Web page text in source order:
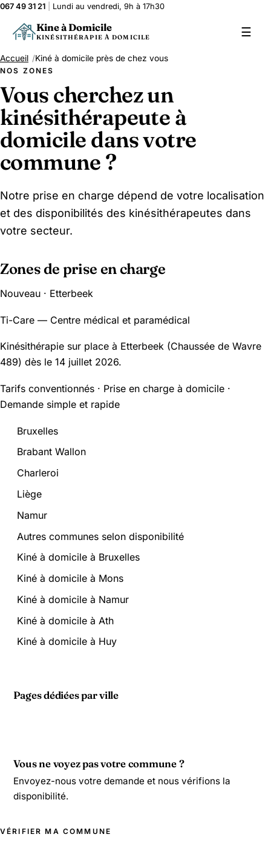
067 49 31 21 Lundi au vendredi, 9h à 17h30
Kine à Domicile
KINÉSITHÉRAPIE À DOMICILE ☰
Accueil Kiné à domicile près de chez vous
NOS ZONES
Vous cherchez un
kinésithérapeute à
domicile dans votre
commune ?
Notre prise en charge dépend de votre localisation
et des disponibilités des kinésithérapeutes dans
votre secteur.
Zones de prise en charge
Nouveau · Etterbeek
Ti-Care — Centre médical et paramédical
Kinésithérapie sur place à Etterbeek (Chaussée de Wavre
489) dès le 14 juillet 2026.
Tarifs conventionnés · Prise en charge à domicile ·
Demande simple et rapide
Bruxelles
Brabant Wallon
Charleroi
Liège
Namur
Autres communes selon disponibilité
Kiné à domicile à Bruxelles
Kiné à domicile à Mons
Kiné à domicile à Namur
Kiné à domicile à Ath
Kiné à domicile à Huy
Pages dédiées par ville
Vous ne voyez pas votre commune ?
Envoyez-nous votre demande et nous vérifions la
disponibilité.
VÉRIFIER MA COMMUNE